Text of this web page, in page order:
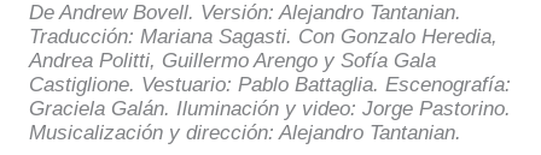
De Andrew Bovell. Versión: Alejandro Tantanian.
Traducción: Mariana Sagasti. Con Gonzalo Heredia,
Andrea Politti, Guillermo Arengo y Sofía Gala
Castiglione. Vestuario: Pablo Battaglia. Escenografía:
Graciela Galán. Iluminación y video: Jorge Pastorino.
Musicalización y dirección: Alejandro Tantanian.